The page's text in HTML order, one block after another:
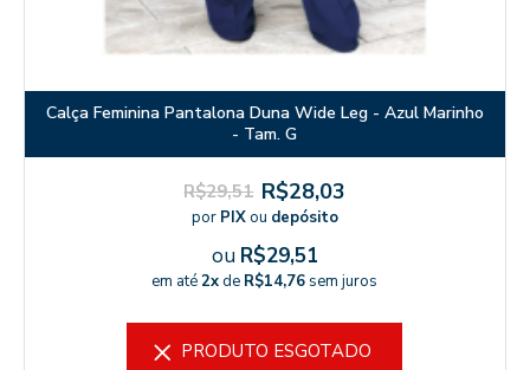
Calça Feminina Pantalona Duna Wide Leg - Azul Marinho
- Tam. G
R$29,51 R$28,03
por PIXou depósito
ou R$29,51
em até2xde R$14,76 sem juros
PRODUTO ESGOTADO